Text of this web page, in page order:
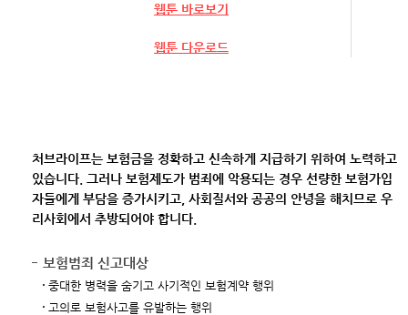
웹툰 바로보기
웹툰 다운로드
처브라이프는 보험금을 정확하고 신속하게 지급하기 위하여 노력하고
있습니다. 그러나 보험제도가 범죄에 악용되는 경우 선량한 보험가입
자들에게 부담을 증가시키고, 사회질서와 공공의 안녕을 해치므로 우
리사회에서 추방되어야 합니다.
보험범죄 신고대상
중대한 병력을 숨기고 사기적인 보험계약 행위
고의로 보험사고를 유발하는 행위